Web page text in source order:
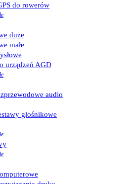
do rowerów
duże
małe
urządzeń AGD
audio
głośnikowe